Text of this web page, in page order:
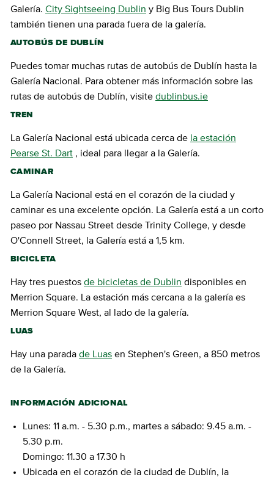
Galería. City Sightseeing Dublin y Big Bus Tours Dublin
también tienen una parada fuera de la galería.
AUTOBÚS DE DUBLÍN
Puedes tomar muchas rutas de autobús de Dublín hasta la
Galería Nacional. Para obtener más información sobre las
rutas de autobús de Dublín, visite dublinbus.ie
TREN
La Galería Nacional está ubicada cerca de la estación
Pearse St. Dart , ideal para llegar a la Galería.
CAMINAR
La Galería Nacional está en el corazón de la ciudad y
caminar es una excelente opción. La Galería está a un corto
paseo por Nassau Street desde Trinity College, y desde
O'Connell Street, la Galería está a 1,5 km.
BICICLETA
Hay tres puestos de bicicletas de Dublin disponibles en
Merrion Square. La estación más cercana a la galería es
Merrion Square West, al lado de la galería.
LUAS
Hay una parada de Luas en Stephen's Green, a 850 metros
de la Galería.
INFORMACIÓN ADICIONAL
Lunes: 11 a.m. - 5.30 p.m., martes a sábado: 9.45 a.m. -
5.30 p.m.
Domingo: 11.30 a 17.30 h
Ubicada en el corazón de la ciudad de Dublín, la